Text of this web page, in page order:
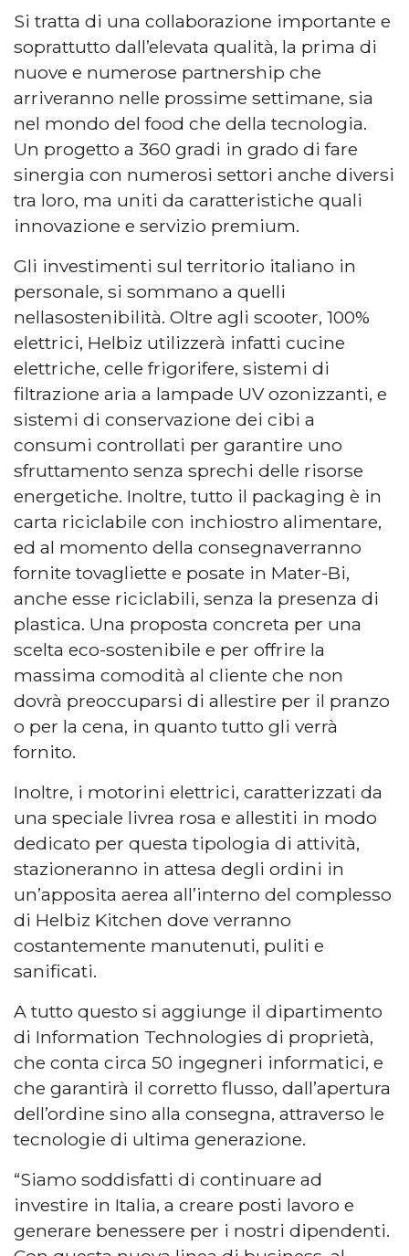
Si tratta di una collaborazione importante e
soprattutto dall’elevata qualità, la prima di
nuove e numerose partnership che
arriveranno nelle prossime settimane, sia
nel mondo del food che della tecnologia.
Un progetto a 360 gradi in grado di fare
sinergia con numerosi settori anche diversi
tra loro, ma uniti da caratteristiche quali
innovazione e servizio premium.
Gli investimenti sul territorio italiano in
personale, si sommano a quelli
nellasostenibilità. Oltre agli scooter, 100%
elettrici, Helbiz utilizzerà infatti cucine
elettriche, celle frigorifere, sistemi di
filtrazione aria a lampade UV ozonizzanti, e
sistemi di conservazione dei cibi a
consumi controllati per garantire uno
sfruttamento senza sprechi delle risorse
energetiche. Inoltre, tutto il packaging è in
carta riciclabile con inchiostro alimentare,
ed al momento della consegnaverranno
fornite tovagliette e posate in Mater-Bi,
anche esse riciclabili, senza la presenza di
plastica. Una proposta concreta per una
scelta eco-sostenibile e per offrire la
massima comodità al cliente che non
dovrà preoccuparsi di allestire per il pranzo
o per la cena, in quanto tutto gli verrà
fornito.
Inoltre, i motorini elettrici, caratterizzati da
una speciale livrea rosa e allestiti in modo
dedicato per questa tipologia di attività,
stazioneranno in attesa degli ordini in
un’apposita aerea all’interno del complesso
di Helbiz Kitchen dove verranno
costantemente manutenuti, puliti e
sanificati.
A tutto questo si aggiunge il dipartimento
di Information Technologies di proprietà,
che conta circa 50 ingegneri informatici, e
che garantirà il corretto flusso, dall’apertura
dell’ordine sino alla consegna, attraverso le
tecnologie di ultima generazione.
“Siamo soddisfatti di continuare ad
investire in Italia, a creare posti lavoro e
generare benessere per i nostri dipendenti.